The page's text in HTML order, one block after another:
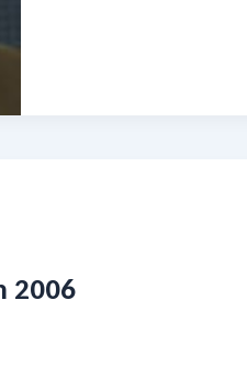
2006